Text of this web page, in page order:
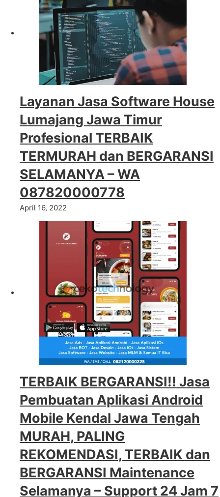
Layanan Jasa Software House
Lumajang Jawa Timur
Profesional TERBAIK
TERMURAH dan BERGARANSI
SELAMANYA – WA
087820000778
April 16, 2022
TERBAIK BERGARANSI!! Jasa
Pembuatan Aplikasi Android
Mobile Kendal Jawa Tengah
MURAH, PALING
REKOMENDASI, TERBAIK dan
BERGARANSI Maintenance
Selamanya – Support 24 Jam 7